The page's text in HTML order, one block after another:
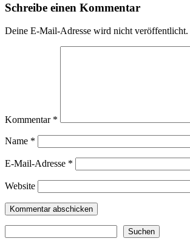
Schreibe einen Kommentar
Deine E-Mail-Adresse wird nicht veröffentlicht.
Kommentar *
Name *
E-Mail-Adresse *
Website
Suchen